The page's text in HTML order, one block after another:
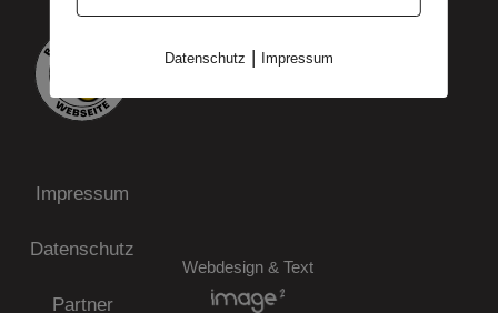
Impressum
Datenschutz
Partner
Webdesign & Text
Datenschutz | Impressum